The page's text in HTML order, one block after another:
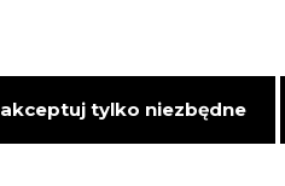
tylko niezbędne